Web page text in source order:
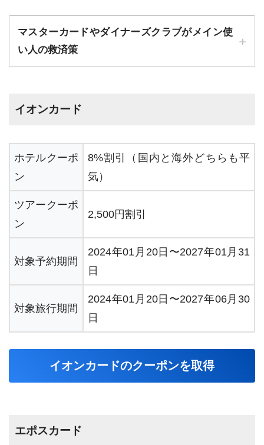
マスターカードやダイナーズクラブがメイン使
い人の救済策
Hotels.comクーポン
イオンカード
ホテルクーポ
ン
8%割引（国内と海外どちらも平
気）
ツアークーポ
ン
2,500円割引
対象予約期間
2024年01月20日〜2027年01月31
日
対象旅行期間
2024年01月20日〜2027年06月30
日
イオンカードのクーポンを取得
エポスカード